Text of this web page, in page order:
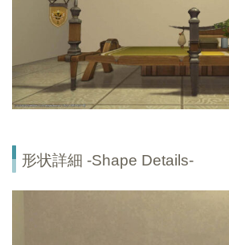
形状詳細 -Shape Details-